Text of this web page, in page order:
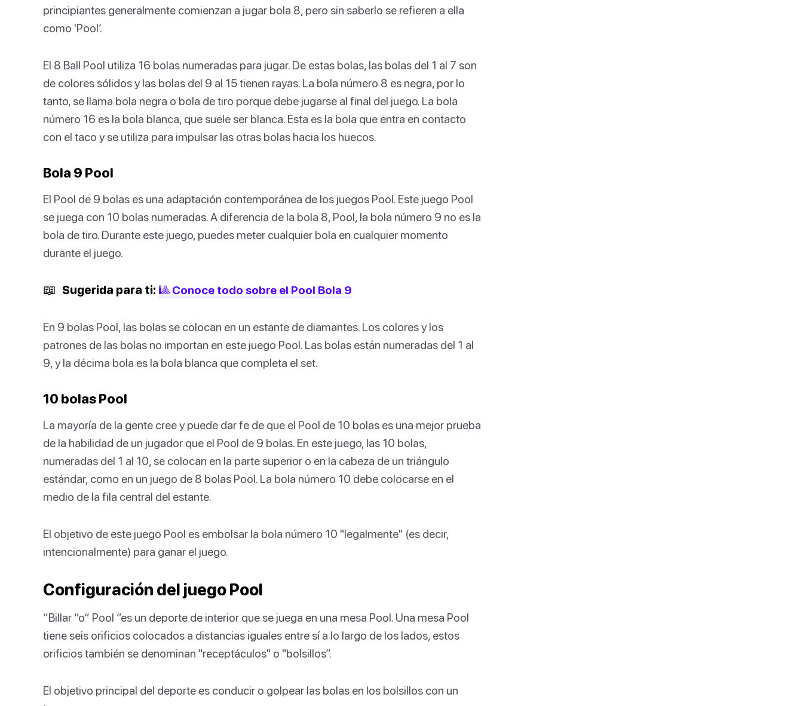
principiantes generalmente comienzan a jugar bola 8, pero sin saberlo se refieren a ella
como 'Pool’.
El 8 Ball Pool utiliza 16 bolas numeradas para jugar. De estas bolas, las bolas del 1 al 7 son
de colores sólidos y las bolas del 9 al 15 tienen rayas. La bola número 8 es negra, por lo
tanto, se llama bola negra o bola de tiro porque debe jugarse al final del juego. La bola
número 16 es la bola blanca, que suele ser blanca. Esta es la bola que entra en contacto
con el taco y se utiliza para impulsar las otras bolas hacia los huecos.
Bola 9 Pool
El Pool de 9 bolas es una adaptación contemporánea de los juegos Pool. Este juego Pool
se juega con 10 bolas numeradas. A diferencia de la bola 8, Pool, la bola número 9 no es la
bola de tiro. Durante este juego, puedes meter cualquier bola en cualquier momento
durante el juego.
📖 Sugerida para ti: 🎱 Conoce todo sobre el Pool Bola 9
En 9 bolas Pool, las bolas se colocan en un estante de diamantes. Los colores y los
patrones de las bolas no importan en este juego Pool. Las bolas están numeradas del 1 al
9, y la décima bola es la bola blanca que completa el set.
10 bolas Pool
La mayoría de la gente cree y puede dar fe de que el Pool de 10 bolas es una mejor prueba
de la habilidad de un jugador que el Pool de 9 bolas. En este juego, las 10 bolas,
numeradas del 1 al 10, se colocan en la parte superior o en la cabeza de un triángulo
estándar, como en un juego de 8 bolas Pool. La bola número 10 debe colocarse en el
medio de la fila central del estante.
El objetivo de este juego Pool es embolsar la bola número 10 "legalmente" (es decir,
intencionalmente) para ganar el juego.
Configuración del juego Pool
“Billar ”o“ Pool ”es un deporte de interior que se juega en una mesa Pool. Una mesa Pool
tiene seis orificios colocados a distancias iguales entre sí a lo largo de los lados, estos
orificios también se denominan "receptáculos" o "bolsillos”.
El objetivo principal del deporte es conducir o golpear las bolas en los bolsillos con un